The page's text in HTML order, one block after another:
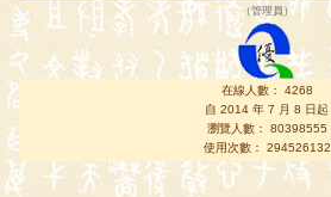
（管理員 ）
在線人數： 4268
自 2014 年 7 月 8 日起
瀏覽人數： 80398555
使用次數： 294526132